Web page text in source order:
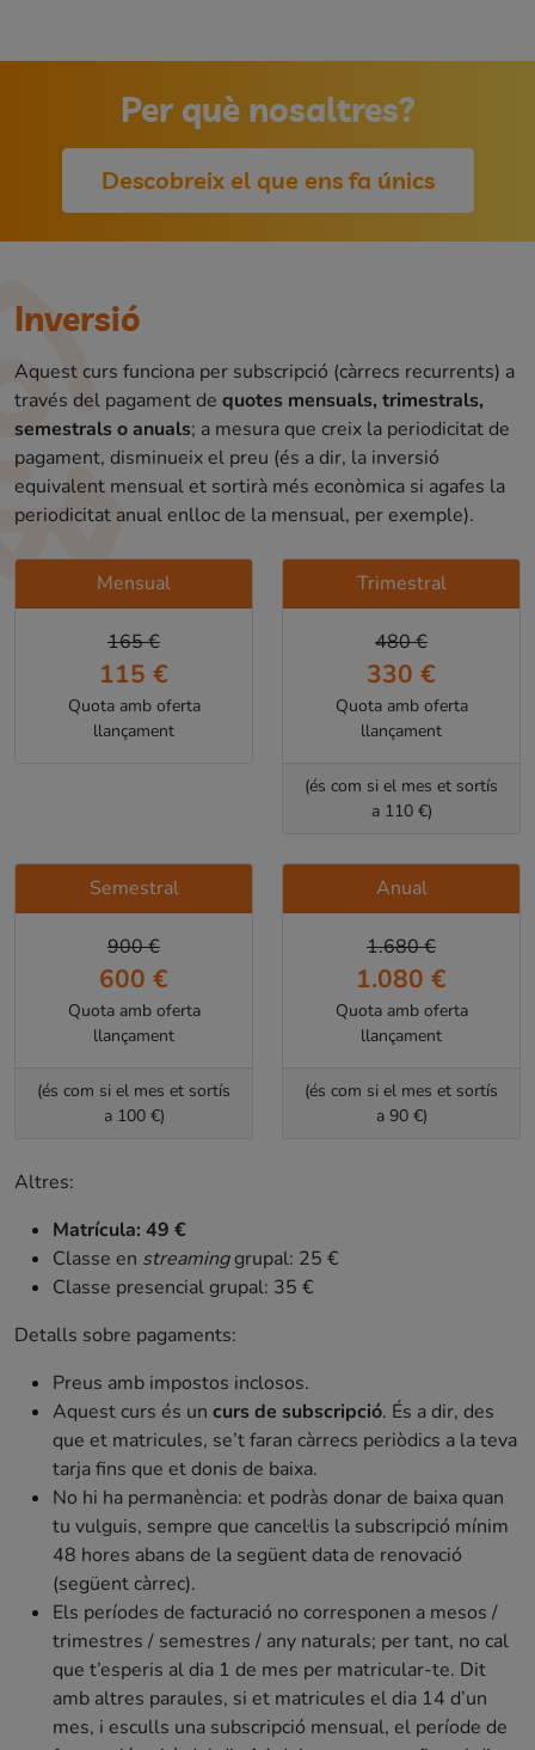
Per què nosaltres?
Descobreix el que ens fa únics
Inversió
Aquest curs funciona per subscripció (càrrecs recurrents) a
través del pagament de quotes mensuals, trimestrals,
semestrals o anuals; a mesura que creix la periodicitat de
pagament, disminueix el preu (és a dir, la inversió
equivalent mensual et sortirà més econòmica si agafes la
periodicitat anual enlloc de la mensual, per exemple).
Mensual
165 €
115 €
Quota amb oferta
llançament
Trimestral
480 €
330 €
Quota amb oferta
llançament
(és com si el mes et sortís
a 110 €)
Semestral
900 €
600 €
Quota amb oferta
llançament
(és com si el mes et sortís
a 100 €)
Anual
1.680 €
1.080 €
Quota amb oferta
llançament
(és com si el mes et sortís
a 90 €)
Altres:
Matrícula: 49 €
Classe en streaminggrupal: 25 €
Classe presencial grupal: 35 €
Detalls sobre pagaments:
Preus amb impostos inclosos.
Aquest curs és un curs de subscripció. És a dir, des
que et matricules, se’t faran càrrecs periòdics a la teva
tarja fins que et donis de baixa.
No hi ha permanència: et podràs donar de baixa quan
tu vulguis, sempre que cancel·lis la subscripció mínim
48 hores abans de la següent data de renovació
(següent càrrec).
Els períodes de facturació no corresponen a mesos /
trimestres / semestres / any naturals; per tant, no cal
que t’esperis al dia 1 de mes per matricular-te. Dit
amb altres paraules, si et matricules el dia 14 d’un
mes, i esculls una subscripció mensual, el període de